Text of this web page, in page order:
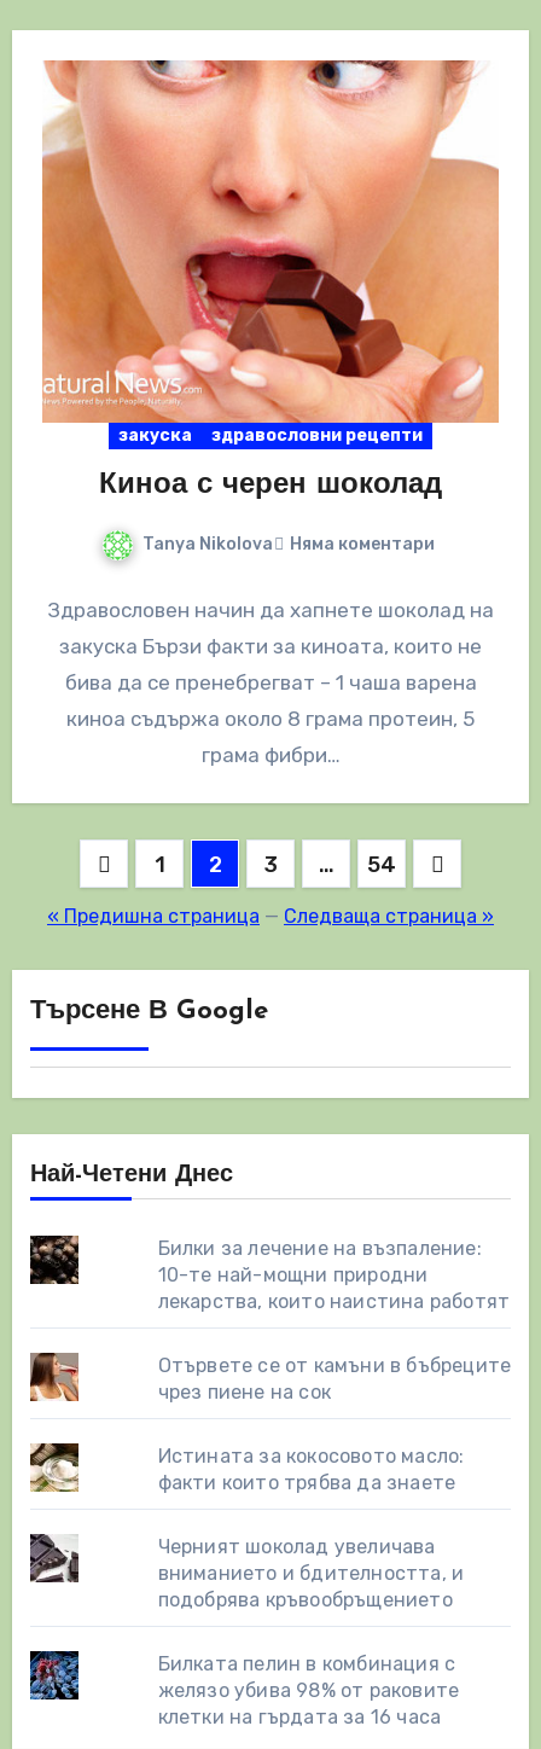
закуска здравословни рецепти
Киноа с черен шоколад
Tanya Nikolova Няма коментари
Здравословен начин да хапнете шоколад на
закуска Бързи факти за киноата, които не
бива да се пренебрегват – 1 чаша варена
киноа съдържа около 8 грама протеин, 5
грама фибри…
Разделяне
на
публикациите
на
страници
1 2 3 … 54
« Предишна страница — Следваща страница »
Търсене В Google
Най-Четени Днес
Билки за лечение на възпаление:
10-те най-мощни природни
лекарства, които наистина работят
Отървете се от камъни в бъбреците
чрез пиене на сок
Истината за кокосовото масло:
факти които трябва да знаете
Черният шоколад увеличава
вниманието и бдителността, и
подобрява кръвообръщението
Билката пелин в комбинация с
желязо убива 98% от раковите
клетки на гърдата за 16 часа